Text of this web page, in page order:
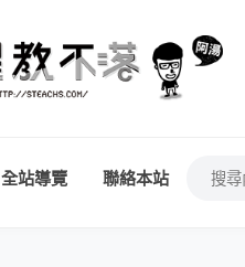
全站導覽 聯絡本站